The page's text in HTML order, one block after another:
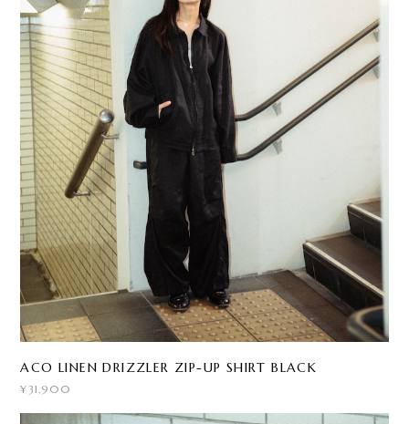
ACO LINEN DRIZZLER ZIP-UP SHIRT BLACK
¥31,900